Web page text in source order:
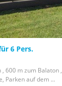
6 Pers.
, 600 m zum Balaton ,
Parken auf dem ...